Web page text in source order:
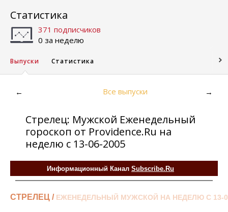
Статистика
371 подписчиков
0 за неделю
Выпуски Статистика
← Все выпуски →
Стрелец: Мужской Еженедельный
гороскоп от Providence.Ru на
неделю с 13-06-2005
Информационный Канал Subscribe.Ru
СТРЕЛЕЦ / ЕЖЕНЕДЕЛЬНЫЙ МУЖСКОЙ НА НЕДЕЛЮ С 13-